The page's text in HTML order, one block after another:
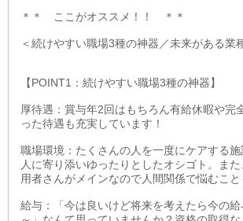
＊＊ ここがオススメ！！ ＊＊
＜続けやすい職場3種の神器／未来がある業
【POINT1：続けやすい職場3種の神器】
厚待遇：賞与年2回はもちろん有給休暇や完
った待遇も充実しています！
職場環境：たくさんの人を一度にケアする
人に寄り添いゆったりとしたオシゴト。また
用者さんがメインなので人間関係で悩むこと
給与：「今は良いけど将来を考えたら今の